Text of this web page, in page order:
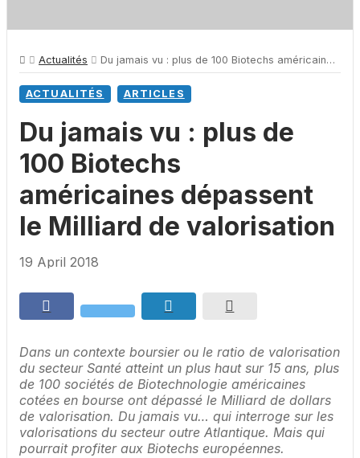
Actualités Du jamais vu : plus de 100 Biotechs américaines dépassent le Milliard de valorisation
ACTUALITÉS ARTICLES
Du jamais vu : plus de
100 Biotechs
américaines dépassent
le Milliard de valorisation
19 April 2018
Dans un contexte boursier ou le ratio de valorisation
du secteur Santé atteint un plus haut sur 15 ans, plus
de 100 sociétés de Biotechnologie américaines
cotées en bourse ont dépassé le Milliard de dollars
de valorisation. Du jamais vu… qui interroge sur les
valorisations du secteur outre Atlantique. Mais qui
pourrait profiter aux Biotechs européennes.